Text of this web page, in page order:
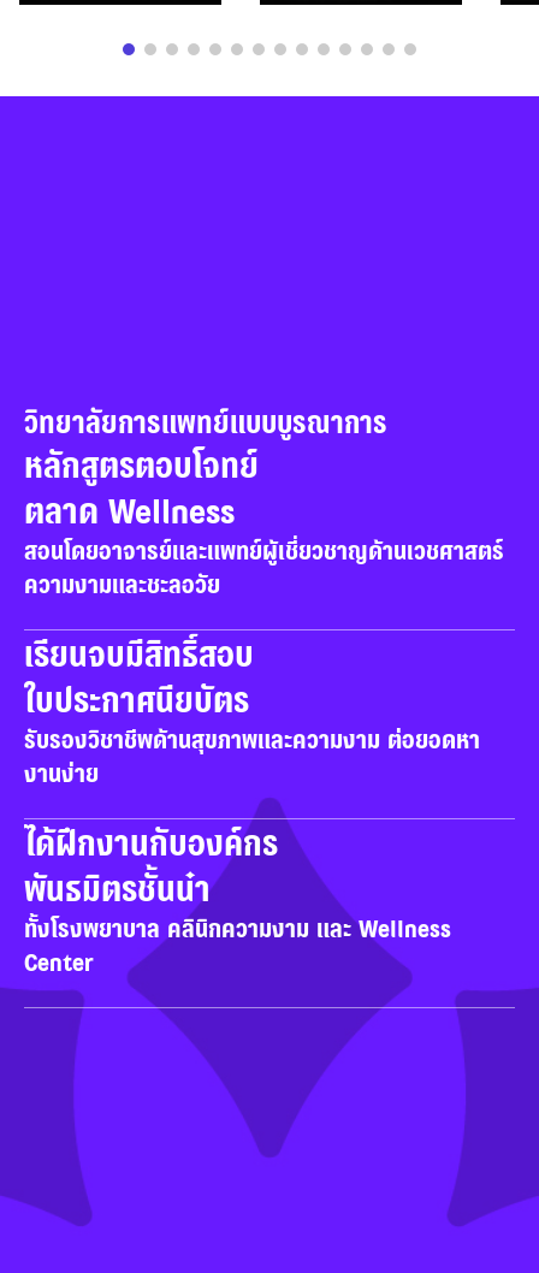
วิทยาลัยการแพทย์แบบบูรณาการ
หลักสูตรตอบโจทย์
ตลาด Wellness
สอนโดยอาจารย์และแพทย์ผู้เชี่ยวชาญด้านเวชศาสตร์
ความงามและชะลอวัย
เรียนจบมีสิทธิ์สอบ
ใบประกาศนียบัตร
รับรองวิชาชีพด้านสุขภาพและความงาม ต่อยอดหา
งานง่าย
ได้ฝึกงานกับองค์กร
พันธมิตรชั้นนำ
ทั้งโรงพยาบาล คลินิกความงาม และ Wellness
Center